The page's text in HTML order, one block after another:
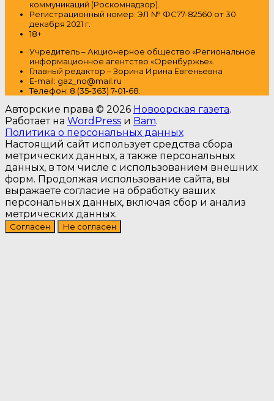
коммуникаций (Роскомнадзор).
Регистрационный номер: ЭЛ № ФС77-82560 от 30
декабря 2021 г.
18+
Учредитель – Акционерное общество «Региональное
информационное агентство «Оренбуржье».
Главный редактор – Зорина Ирина Евгеньевна
E-mail: gaz_no@mail.ru
Телефон: 8 (35-363) 7-01-68.
Авторские права © 2026 Новоорская газета.
Работает на WordPress и Bam.
Политика о персональных данных
Настоящий сайт использует средства сбора
метрических данных, а также персональных
данных, в том числе с использованием внешних
форм. Продолжая использование сайта, вы
выражаете согласие на обработку ваших
персональных данных, включая сбор и анализ
метрических данных.
Согласен Не согласен